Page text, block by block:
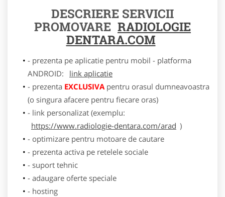
DESCRIERE SERVICII
PROMOVARE RADIOLOGIE
DENTARA.COM
- prezenta pe aplicatie pentru mobil - platforma
ANDROID:
link aplicatie
- prezenta EXCLUSIVApentru orasul dumneavoastra
(o singura afacere pentru fiecare oras)
- link personalizat (exemplu:
https://www.radiologie-dentara.com/arad )
- optimizare pentru motoare de cautare
- prezenta activa pe retelele sociale
- suport tehnic
- adaugare oferte speciale
- hosting